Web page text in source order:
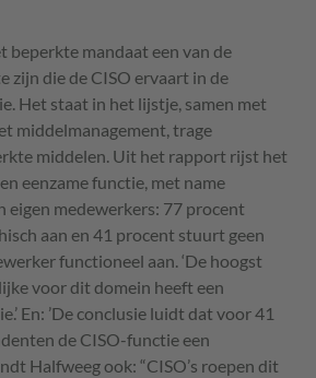
beperkte mandaat een van de
zijn die de CISO ervaart in de
Het staat in het lijstje, samen met
middelmanagement, trage
middelen. Uit het rapport rijst het
eenzame functie, met name
eigen medewerkers: 77 procent
aan en 41 procent stuurt geen
functioneel aan. ‘De hoogst
voor dit domein heeft een
En: ’De conclusie luidt dat voor 41
de CISO-functie een
Halfweeg ook: “CISO’s roepen dit